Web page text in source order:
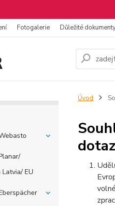
Fotogalerie Důležité
EU
Úvod